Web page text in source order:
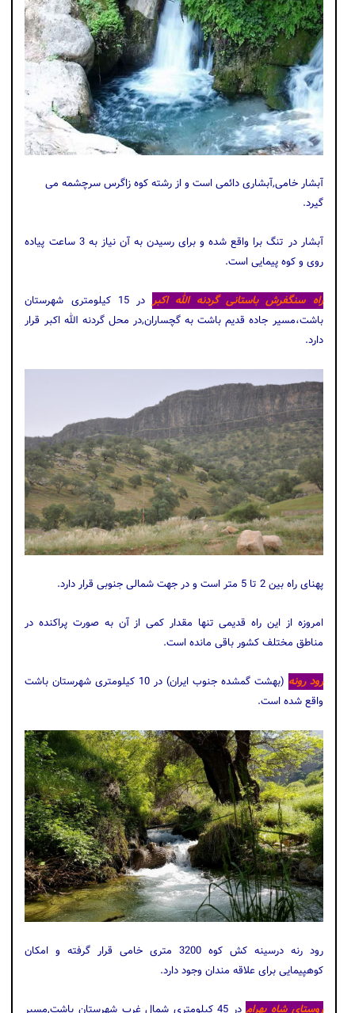
آبشار خامی,آبشاری دائمی است و از رشته کوه زاگرس سرچشمه می
گیرد.
آبشار در تنگ برا واقع شده و برای رسیدن به آن نیاز به 3 ساعت پیاده
روی و کوه پیمایی است.
راه سنگفرش باستانی گردنه الله اکبر
در 15 کیلومتری شهرستان
باشت،مسیر جاده قدیم باشت به گچساران,در محل گردنه الله اکبر قرار
دارد.
پهنای راه بین 2 تا 5 متر است و در جهت شمالی جنوبی قرار دارد.
امروزه از این راه قدیمی تنها مقدار کمی از آن به صورت پراکنده در
مناطق مختلف کشور باقی مانده است.
رود رونه
(بهشت گمشده جنوب ایران) در 10 کیلومتری شهرستان باشت
واقع شده است.
رود رنه درسینه کش کوه 3200 متری خامی قرار گرفته و امکان
کوهپیمایی برای علاقه مندان وجود دارد.
روستای شاه بهرام در 45 کیلومتری شمال غرب شهرستان باشت,مسیر